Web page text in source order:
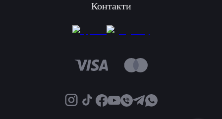
Контакти